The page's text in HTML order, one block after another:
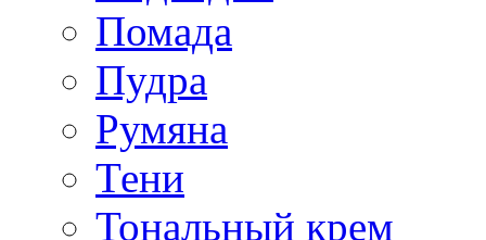
Помада
Пудра
Румяна
Тени
Тональный крем